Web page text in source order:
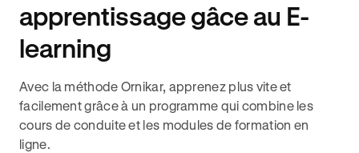
apprentissage gâce au E-
learning
Avec la méthode Ornikar, apprenez plus vite et
facilement grâce à un programme qui combine les
cours de conduite et les modules de formation en
ligne.